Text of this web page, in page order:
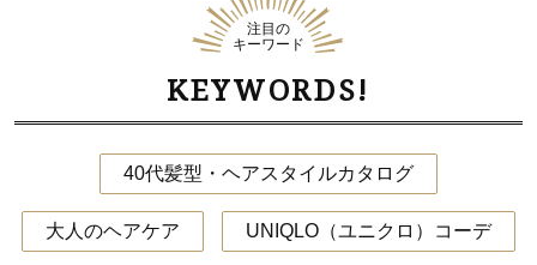
注目の
キーワード
KEYWORDS!
40代髪型・ヘアスタイルカタログ
大人のヘアケア UNIQLO（ユニクロ）コーデ